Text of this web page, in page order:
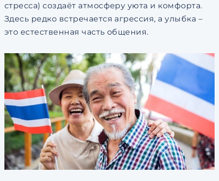
стресса) создаёт атмосферу уюта и комфорта.
Здесь редко встречается агрессия, а улыбка –
это естественная часть общения.